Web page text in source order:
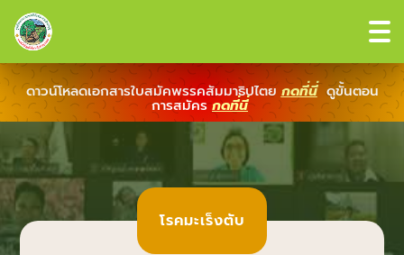
ดาวน์โหลดเอกสารใบสมัคพรรคสัมมาธิปไตย กดที่นี่ ดูขั้นตอน
การสมัครกดที่นี่
โรคมะเร็งตับ